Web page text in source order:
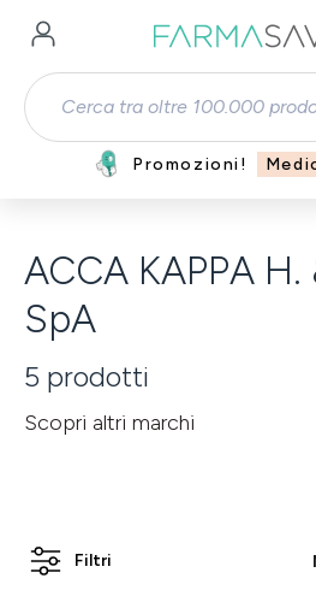
Passa al contenuto principale
Promozioni!
ACCA KAPPA H.
SpA
5 prodotti
Scopri altri marchi
Filtri